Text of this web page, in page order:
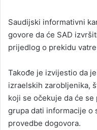
d
a
n
m
a
i
l
Saudijski informativni
govore da će SAD
prijedlog o prekidu vatre
Takođe je izvijestio da
izraelskih zarobljenika,
koji se očekuje da će
grupa dati informacije o
provedbe dogovora.